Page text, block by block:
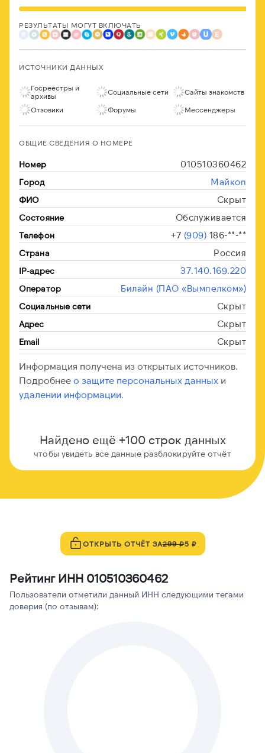
РЕЗУЛЬТАТЫ МОГУТ ВКЛЮЧАТЬ
ИСТОЧНИКИ ДАННЫХ
Госреестры и
архивы
Социальные сети Сайты знакомств
Отзовики Форумы Мессенджеры
ОБЩИЕ СВЕДЕНИЯ О НОМЕРЕ
Номер 010510360462
Город Майкоп
ФИО Скрыт
Состояние Обслуживается
Телефон +7 (909) 186-**-**
Страна Россия
IP-адрес 37.140.169.220
Оператор Билайн (ПАО «Вымпелком»)
Социальные сети Скрыт
Адрес Скрыт
Email Скрыт
Информация получена из открытых источников.
Подробнее о защите персональных данных и
удалении информации.
Найдено ещё +100 строк данных
чтобы увидеть все данные разблокируйте отчёт
ОТКРЫТЬ ОТЧЁТ ЗА299 ₽5 ₽
Рейтинг ИНН 010510360462
Пользователи отметили данный ИНН следующими тегами
доверия (по отзывам):